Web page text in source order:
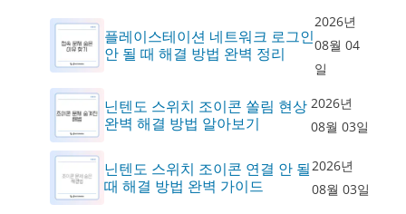
플레이스테이션 네트워크 로그인
안 될 때 해결 방법 완벽 정리
2026년
08월 04
일
닌텐도 스위치 조이콘 쏠림 현상
완벽 해결 방법 알아보기
2026년
08월 03일
닌텐도 스위치 조이콘 연결 안 될
때 해결 방법 완벽 가이드
2026년
08월 03일